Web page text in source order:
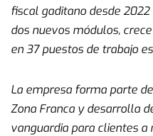
fiscal gaditano desde
dos nuevos módulos,
en 37 puestos de trabajo
La empresa forma parte
Zona Franca y desarrolla
vanguardia para clientes a